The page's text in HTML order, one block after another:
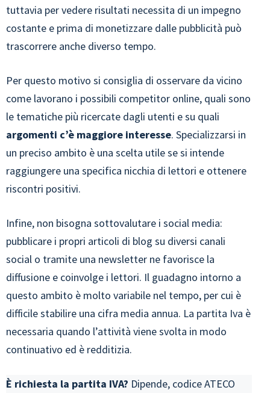
tuttavia per vedere risultati necessita di un impegno
costante e prima di monetizzare dalle pubblicità può
trascorrere anche diverso tempo.
Per questo motivo si consiglia di osservare da vicino
come lavorano i possibili competitor online, quali sono
le tematiche più ricercate dagli utenti e su quali
argomenti c’è maggiore interesse. Specializzarsi in
un preciso ambito è una scelta utile se si intende
raggiungere una specifica nicchia di lettori e ottenere
riscontri positivi.
Infine, non bisogna sottovalutare i social media:
pubblicare i propri articoli di blog su diversi canali
social o tramite una newsletter ne favorisce la
diffusione e coinvolge i lettori. Il guadagno intorno a
questo ambito è molto variabile nel tempo, per cui è
difficile stabilire una cifra media annua. La partita Iva è
necessaria quando l’attività viene svolta in modo
continuativo ed è redditizia.
È richiesta la partita IVA? Dipende, codice ATECO